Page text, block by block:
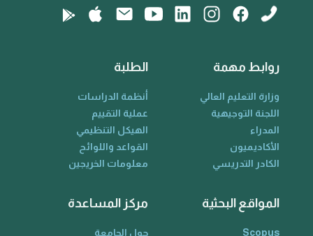
روابط مهمة
وزارة التعليم العالي
اللجنة التوجيهية
المدراء
الأكاديميون
الكادر التدريسي
الطلبة
أنظمة الدراسات
عملية التقييم
الهيكل التنظيمي
القواعد واللوائح
معلومات الخريجين
المواقع البحثية
Scopus
مركز المساعدة
حول الجامعة